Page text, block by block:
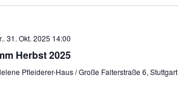
31. Okt. 2025 14:00
Herbst 2025
Pfleiderer-Haus / Große Falterstraße 6, Stuttgart